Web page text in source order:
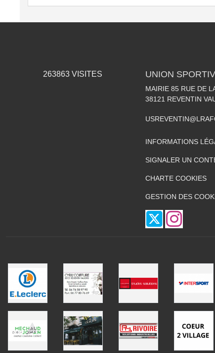
263863 VISITES UNION
MAIRIE 85 RUE DE
38121 REVENTIN
INFORMATIONS
SIGNALER UN
CHARTE COOKIES
GESTION DES